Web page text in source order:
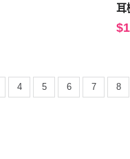
耳
4 5 6 7 8